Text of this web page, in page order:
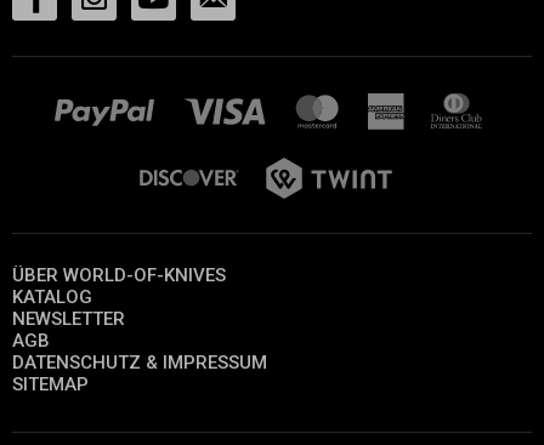
ÜBER WORLD-OF-KNIVES
KATALOG
NEWSLETTER
AGB
DATENSCHUTZ & IMPRESSUM
SITEMAP